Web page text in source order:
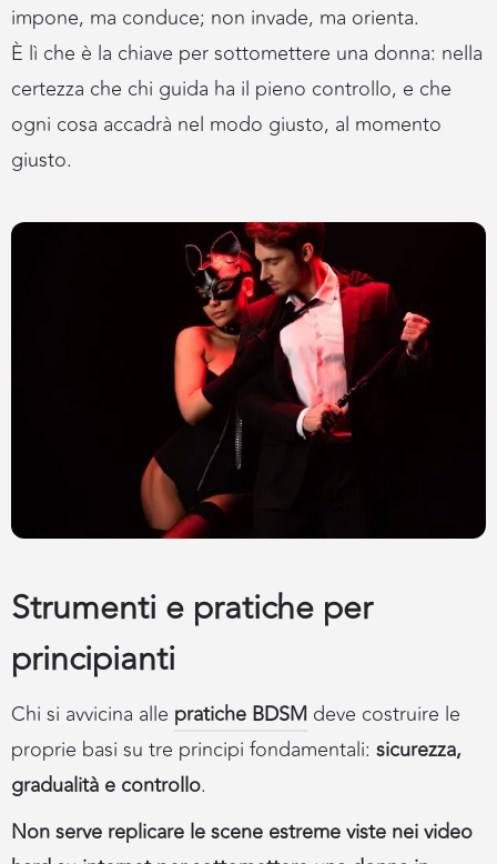
impone, ma conduce; non invade, ma orienta.
È lì che è la chiave per sottomettere una donna: nella
certezza che chi guida ha il pieno controllo, e che
ogni cosa accadrà nel modo giusto, al momento
giusto.
Strumenti e pratiche per
principianti
Chi si avvicina alle pratiche BDSM deve costruire le
proprie basi su tre principi fondamentali: sicurezza,
gradualità e controllo.
Non serve replicare le scene estreme viste nei video